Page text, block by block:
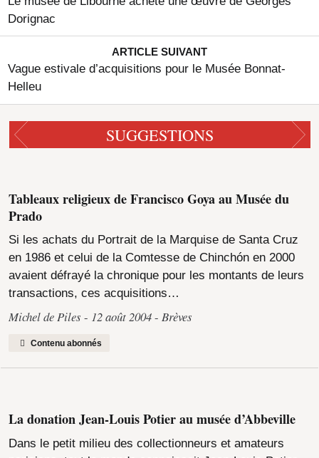
Dorignac
ARTICLE SUIVANT
Vague estivale d’acquisitions pour le Musée Bonnat-
Helleu
SUGGESTIONS
Tableaux religieux de Francisco Goya au Musée du
Prado
Si les achats du Portrait de la Marquise de Santa Cruz
en 1986 et celui de la Comtesse de Chinchón en 2000
avaient défrayé la chronique pour les montants de leurs
transactions, ces acquisitions…
Michel de Piles 12 août 2004 Brèves
Contenu abonnés
La donation Jean-Louis Potier au musée d’Abbeville
Dans le petit milieu des collectionneurs et amateurs